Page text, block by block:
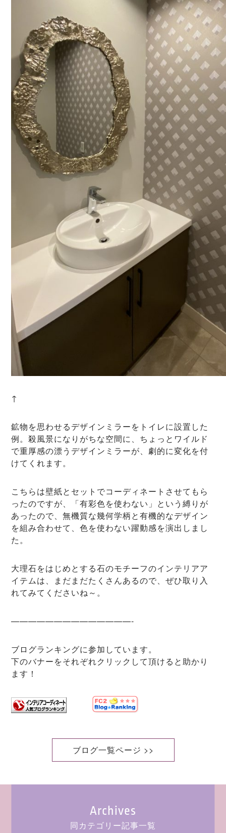
↑
鉱物を思わせるデザインミラーをトイレに設置した
例。殺風景になりがちな空間に、ちょっとワイルド
で重厚感の漂うデザインミラーが、劇的に変化を付
けてくれます。
こちらは壁紙とセットでコーディネートさせてもら
ったのですが、「有彩色を使わない」という縛りが
あったので、無機質な幾何学柄と有機的なデザイン
を組み合わせて、色を使わない躍動感を演出しまし
た。
大理石をはじめとする石のモチーフのインテリアア
イテムは、まだまだたくさんあるので、ぜひ取り入
れてみてくださいね～。
——————————————-
ブログランキングに参加しています。
下のバナーをそれぞれクリックして頂けると助かり
ます！
ブログ一覧ページ >>
Archives
同カテゴリー記事一覧